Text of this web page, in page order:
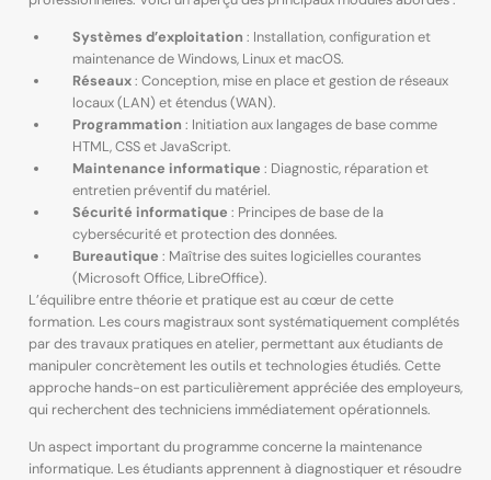
Systèmes d’exploitation : Installation, configuration et
maintenance de Windows, Linux et macOS.
Réseaux: Conception, mise en place et gestion de réseaux
locaux (LAN) et étendus (WAN).
Programmation : Initiation aux langages de base comme
HTML, CSS et JavaScript.
Maintenance informatique : Diagnostic, réparation et
entretien préventif du matériel.
Sécurité informatique : Principes de base de la
cybersécurité et protection des données.
Bureautique : Maîtrise des suites logicielles courantes
(Microsoft Office, LibreOffice).
L’équilibre entre théorie et pratique est au cœur de cette
formation. Les cours magistraux sont systématiquement complétés
par des travaux pratiques en atelier, permettant aux étudiants de
manipuler concrètement les outils et technologies étudiés. Cette
approche hands-on est particulièrement appréciée des employeurs,
qui recherchent des techniciens immédiatement opérationnels.
Un aspect important du programme concerne la maintenance
informatique. Les étudiants apprennent à diagnostiquer et résoudre